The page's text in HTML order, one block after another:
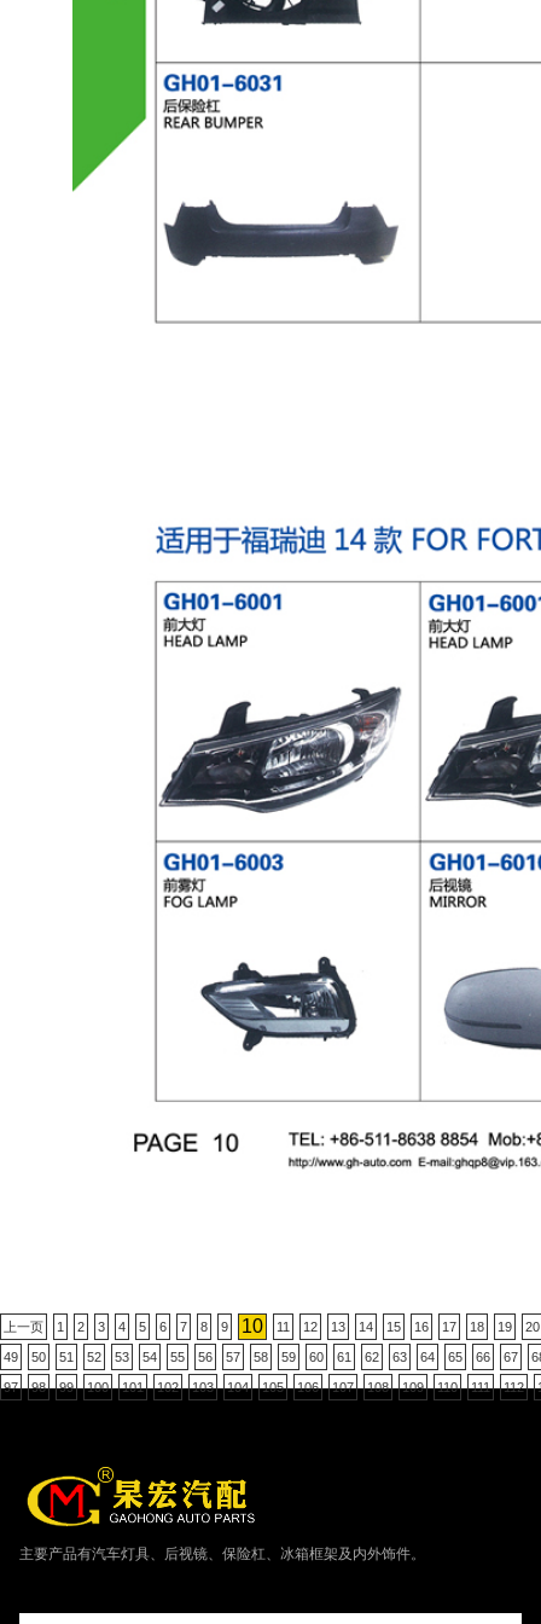
上一页 1 2 3 4 5 6 7 8 9 10 11 12 13 14 15 16 17 18 19 20
49 50 51 52 53 54 55 56 57 58 59 60 61 62 63 64 65 66 67
97 98 99 100 101 102 103 104 105 106 107 108 109 110 111 112
主要产品有汽车灯具、后视镜、保险杠、冰箱框架及内外饰件。